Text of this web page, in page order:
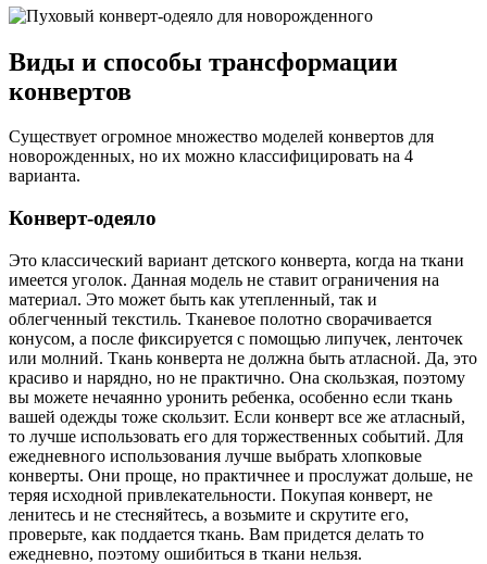
Виды и способы трансформации
конвертов
Существует огромное множество моделей конвертов для
новорожденных, но их можно классифицировать на 4
варианта.
Конверт-одеяло
Это классический вариант детского конверта, когда на ткани
имеется уголок. Данная модель не ставит ограничения на
материал. Это может быть как утепленный, так и
облегченный текстиль. Тканевое полотно сворачивается
конусом, а после фиксируется с помощью липучек, ленточек
или молний. Ткань конверта не должна быть атласной. Да, это
красиво и нарядно, но не практично. Она скользкая, поэтому
вы можете нечаянно уронить ребенка, особенно если ткань
вашей одежды тоже скользит. Если конверт все же атласный,
то лучше использовать его для торжественных событий. Для
ежедневного использования лучше выбрать хлопковые
конверты. Они проще, но практичнее и прослужат дольше, не
теряя исходной привлекательности. Покупая конверт, не
ленитесь и не стесняйтесь, а возьмите и скрутите его,
проверьте, как поддается ткань. Вам придется делать то
ежедневно, поэтому ошибиться в ткани нельзя.